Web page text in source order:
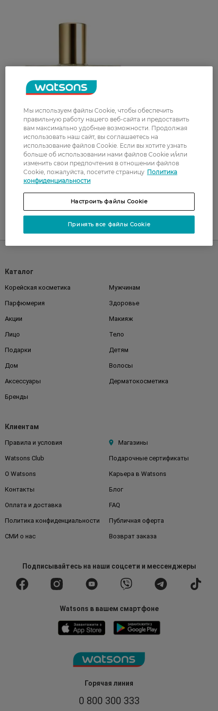
UA RU
Горячая линия
0 800 300 333
Каталог
Корейская косметика Мужчинам
Парфюмерия Здоровье
Акции Макияж
Лицо Тело
Подарки Детям
Дом Волосы
Аксессуары Дерматокосметика
Бренды
Клиентам
Правила и условия Магазины
Watsons Club Подарочные сертификаты
О Watsons Карьера в Watsons
Контакты Блог
Оплата и доставка FAQ
Политика конфиденциальности Публичная оферта
СМИ о нас Возврат заказа
Подписывайтесьна наши соцсети и мессенджеры
Watsons в вашем смартфоне
Мы используем файлы Cookie, чтобы обеспечить
правильную работу нашего веб-сайта и предоставить
вам максимально удобные возможности. Продолжая
использовать наш сайт, вы соглашаетесь на
использование файлов Cookie. Если вы хотите узнать
больше об использовании нами файлов Cookie и/или
изменить свои предпочтения в отношении файлов
Cookie, пожалуйста, посетите страницу Политика
конфиденциальности
Настроить файлы Cookie
Принять все файлы Cookie